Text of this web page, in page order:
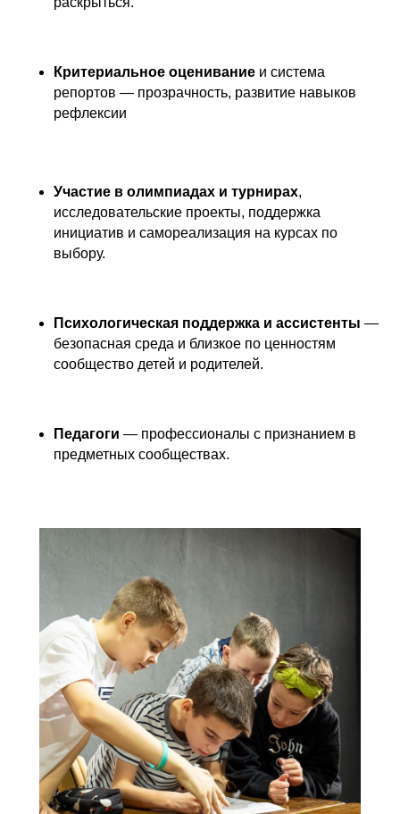
Критериальное оценивание и система
репортов — прозрачность, развитие навыков
рефлексии
Участие в олимпиадах и турнирах,
исследовательские проекты, поддержка
инициатив и самореализация на курсах по
выбору.
Психологическая поддержка и ассистенты —
безопасная среда и близкое по ценностям
сообщество детей и родителей.
Педагоги — профессионалы с признанием в
предметных сообществах.